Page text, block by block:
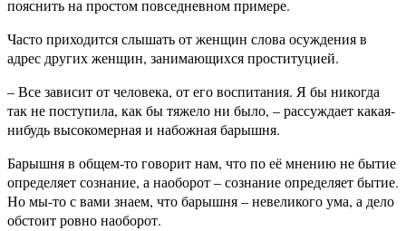
пояснить на простом повседневном примере.
Часто приходится слышать от женщин слова осуждения в
адрес других женщин, занимающихся проституцией.
– Все зависит от человека, от его воспитания. Я бы никогда
так не поступила, как бы тяжело ни было, – рассуждает какая-
нибудь высокомерная и набожная барышня.
Барышня в общем-то говорит нам, что по её мнению не бытие
определяет сознание, а наоборот – сознание определяет бытие.
Но мы-то с вами знаем, что барышня – невеликого ума, а дело
обстоит ровно наоборот.